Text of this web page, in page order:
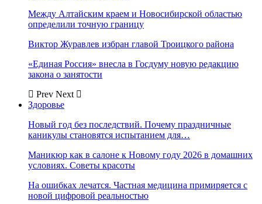
Между Алтайским краем и Новосибирской областью
определили точную границу
Виктор Журавлев избран главой Троицкого района
«Единая Россия» внесла в Госдуму новую редакцию
закона о занятости
Prev Next
Здоровье
Новый год без последствий. Почему праздничные
каникулы становятся испытанием для…
Маникюр как в салоне к Новому году 2026 в домашних
условиях. Советы красоты
На ошибках лечатся. Частная медицина примиряется с
новой цифровой реальностью